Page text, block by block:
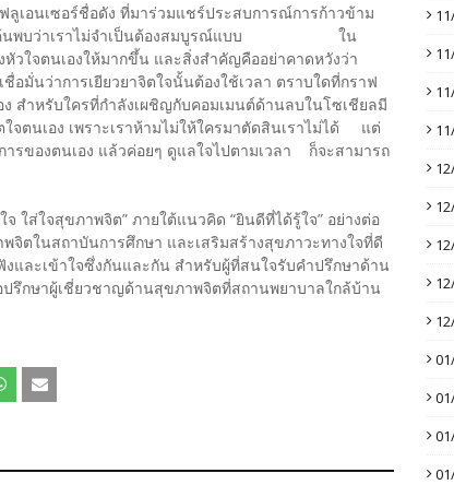
เอนเซอร์ชื่อดัง ที่มาร่วมแชร์ประสบการณ์การก้าวข้าม
หนึ่งค้นพบว่าเราไม่จำเป็นต้องสมบูรณ์แบบ ใน
วใจตนเองให้มากขึ้น และสิ่งสำคัญคืออย่าคาดหวังว่า
มั่นว่าการเยียวยาจิตใจนั้นต้องใช้เวลา ตราบใดที่กราฟ
สำหรับใครที่กำลังเผชิญกับคอมเมนต์ด้านลบในโซเชียลมี
จตนเอง เพราะเราห้ามไม่ให้ใครมาตัดสินเราไม่ได้ แต่
ารของตนเอง แล้วค่อยๆ ดูแลใจไปตามเวลา ก็จะสามารถ
ใส่ใจสุขภาพจิต” ภายใต้แนวคิด “ยินดีที่ได้รู้ใจ” อย่างต่อ
จิตในสถาบันการศึกษา และเสริมสร้างสุขภาวะทางใจที่ดี
และเข้าใจซึ่งกันและกัน สำหรับผู้ที่สนใจรับคำปรึกษาด้าน
รึกษาผู้เชี่ยวชาญด้านสุขภาพจิตที่สถานพยาบาลใกล้บ้าน